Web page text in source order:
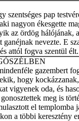
szentséges pap
nagyon ékesgette
az ördög hálójának,
ganéjnak nevezte. E
attól fogva szentül élt.
gazembert
hogy kockázzanak,
vigyenek oda, és
meg is
el templomba
a többi keresztény